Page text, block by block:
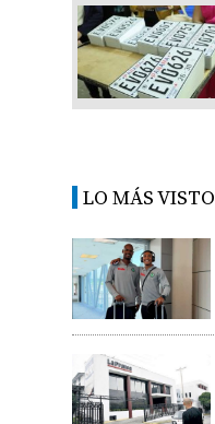
LO MÁS VISTO